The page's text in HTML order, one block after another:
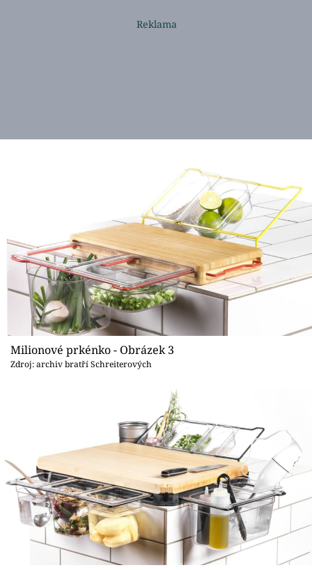
Milionové prkénko - Obrázek 3
Zdroj: archiv bratří Schreiterových